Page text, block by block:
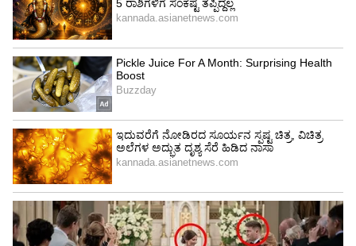
View post on Instagram